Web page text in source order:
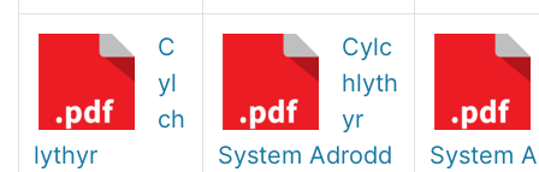
C
yl
ch
lythyr
Cylc
hlyth
yr
System Adrodd
System